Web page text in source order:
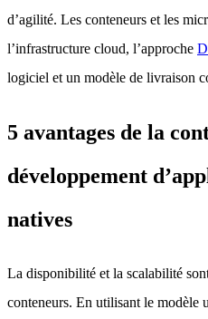
d’agilité. Les conteneurs et les
l’infrastructure cloud, l’approche
logiciel et un modèle de livraison
5 avantages de la
développement
natives
La disponibilité et la scalabilité
conteneurs. En utilisant le modèle